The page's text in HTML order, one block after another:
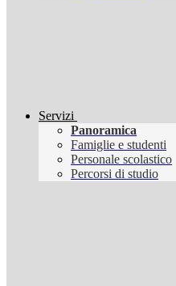
Servizi
Panoramica
Famiglie e studenti
Personale scolastico
Percorsi di studio